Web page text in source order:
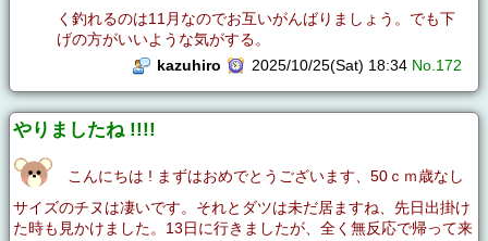
く釣れるのは11月なのでお互いがんばりましょう。でも下
げの方がいいような気がする。
kazuhiro
2025/10/25(Sat) 18:34 No.172
やりましたね !!!!
こんにちは ! まずはおめでとうございます、50ｃｍ歳なし
サイズのチヌは凄いです。それとダツは未だ居ますね、先日出掛け
た時も見かけました。13日に行きましたが、全く無反応で帰って来